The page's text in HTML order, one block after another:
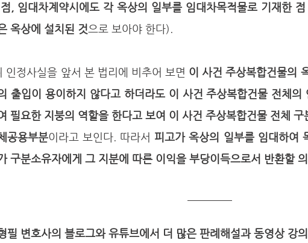
, 임대차계약시에도 각 옥상의 일부를 임대차목적물로 기재한
옥상에 설치된 것으로 보아야 한다).
인정사실을 앞서 본 법리에 비추어 보면
이 사건 주상복합건물의
출입이 용이하지 않다고 하더라도 이 사건 주상복합건물 전체의
필요한 지붕의 역할을 한다고 보여 이 사건 주상복합건물 전체
공용부분이라고 보인다. 따라서 피고가 옥상의 일부를 임대하여
구분소유자에게 그 지분에 따른 이익을 부당이득으로서 반환할
필 변호사의 블로그와 유튜브에서 더 많은 판례해설과 동영상 강